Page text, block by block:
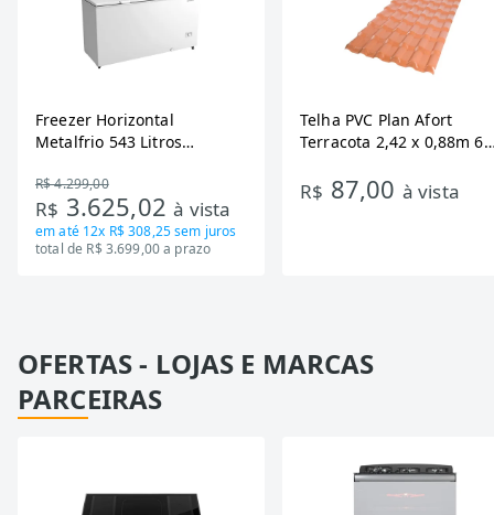
Freezer Horizontal
Metalfrio 543 Litros
Tecnologia Inverter, Branco,
Bivolt
R$ 4.299,00
R$ 3.625,02à vista
em até 12x R$ 308,25sem juros
total de R$ 3.699,00 a prazo
Telha PVC Plan Afort
Terracota 2,42 x 0,88m 6
R$ 87,00 à vista
OFERTAS - LOJAS E MARCAS
PARCEIRAS